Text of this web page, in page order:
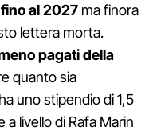
al 2027 ma finora
lettera morta.
pagati della
quanto sia
uno stipendio di 1,5
a livello di Rafa Marin